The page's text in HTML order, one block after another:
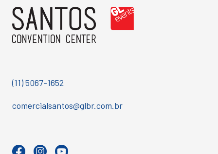
(11) 5067-1652
comercialsantos@glbr.com.br